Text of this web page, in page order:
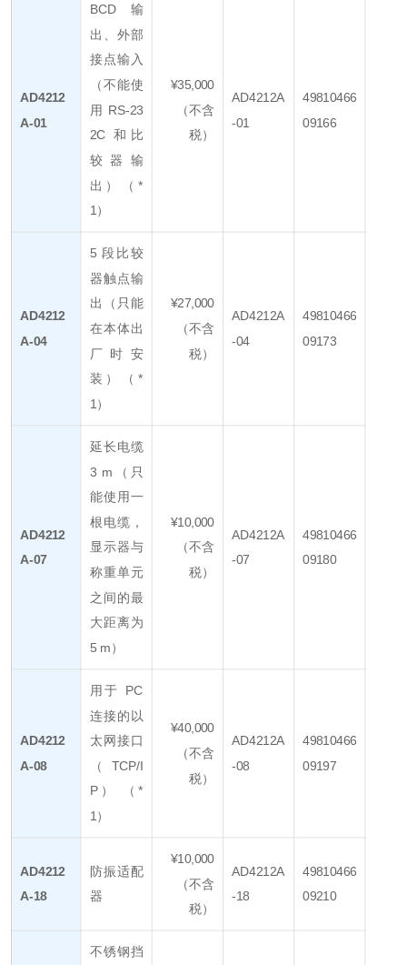
AD4212
A-01
BCD 输
出、外部
接点输入
（不能使
用 RS-23
2C 和比
较器输
出）（*
1）
¥35,000
（不含
税）
AD4212A
-01
49810466
09166
AD4212
A-04
5 段比较
器触点输
出（只能
在本体出
厂时安
装）（*
1）
¥27,000
（不含
税）
AD4212A
-04
49810466
09173
AD4212
A-07
延长电缆
3 m（只
能使用一
根电缆，
显示器与
称重单元
之间的最
大距离为
5 m）
¥10,000
（不含
税）
AD4212A
-07
49810466
09180
AD4212
A-08
用于 PC
连接的以
太网接口
（TCP/I
P） （*
1）
¥40,000
（不含
税）
AD4212A
-08
49810466
09197
AD4212
A-18
防振适配
器
¥10,000
（不含
税）
AD4212A
-18
49810466
09210
不锈钢挡